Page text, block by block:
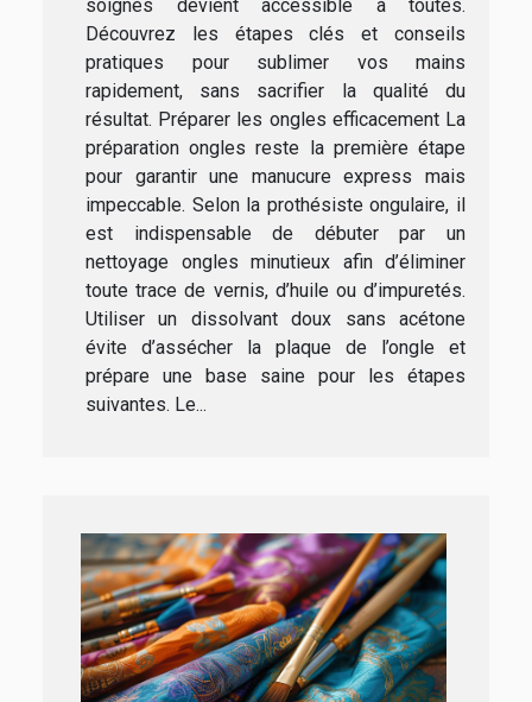
soignés devient accessible à toutes.
Découvrez les étapes clés et conseils
pratiques pour sublimer vos mains
rapidement, sans sacrifier la qualité du
résultat. Préparer les ongles efficacement La
préparation ongles reste la première étape
pour garantir une manucure express mais
impeccable. Selon la prothésiste ongulaire, il
est indispensable de débuter par un
nettoyage ongles minutieux afin d’éliminer
toute trace de vernis, d’huile ou d’impuretés.
Utiliser un dissolvant doux sans acétone
évite d’assécher la plaque de l’ongle et
prépare une base saine pour les étapes
suivantes. Le...